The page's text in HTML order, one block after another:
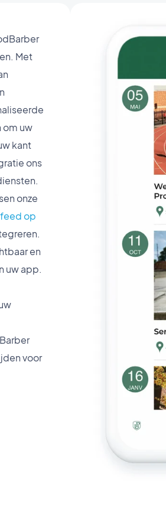
Met
uw
kant
ons
onze
op
en
uw app.
voor